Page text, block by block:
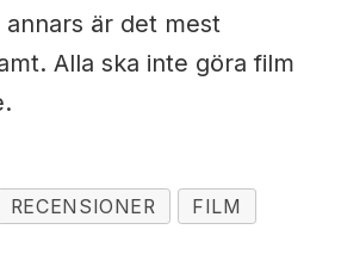
annars är det mest
Alla ska inte göra film
RECENSIONER FILM